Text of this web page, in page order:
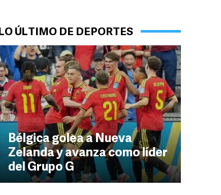
LO ÚLTIMO DE DEPORTES
Bélgica golea a Nueva
Zelanda y avanza como líder
del Grupo G